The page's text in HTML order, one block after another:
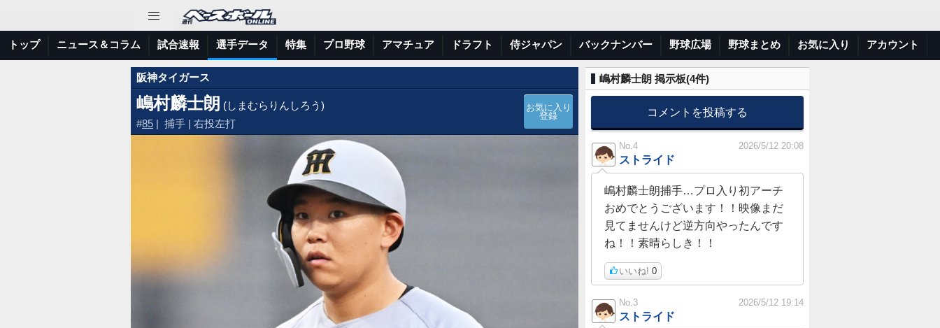
トップ ニュース＆コラム 試合速報 選手データ 特集 プロ野球 アマチュア ドラフト 侍ジャパン バックナンバー 野球広場 野球まとめ お気に入り アカウント
阪神タイガース
嶋村麟士朗 (しまむらりんしろう)
#85 | 捕手 | 右投左打
お気に入り
登録
嶋村麟士朗 掲示板(4件)
コメントを投稿する
No.4 2026/5/12 20:08
ストライド
嶋村麟士朗捕手…プロ入り初アーチ
おめでとうございます！！映像まだ
見てませんけど逆方向やったんです
ね！！素晴らしき！！
いいね! 0
No.3 2026/5/12 19:14
ストライド